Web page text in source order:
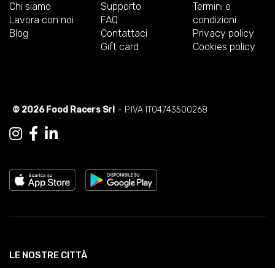
Chi siamo
Lavora con noi
Blog
Supporto
FAQ
Contattaci
Gift card
Termini e
condizioni
Privacy policy
Cookies policy
© 2026 Food Racers Srl - P.IVA IT04743500268
LE NOSTRE CITTÀ